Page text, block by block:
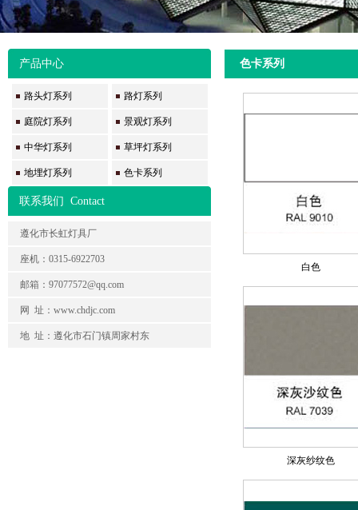
产品中心
路头灯系列 路灯系列
庭院灯系列 景观灯系列
中华灯系列 草坪灯系列
地埋灯系列 色卡系列
联系我们 Contact
遵化市长虹灯具厂
座机：0315-6922703
邮箱：97077572@qq.com
网 址：www.chdjc.com
地 址：遵化市石门镇周家村东
色卡系列
白色
深灰纱纹色